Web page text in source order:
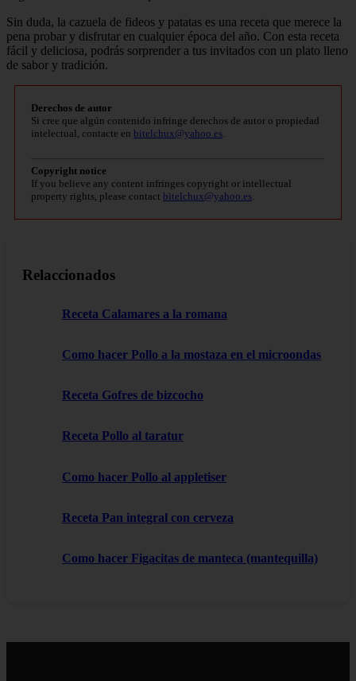
Sin duda, la cazuela de fideos y patatas es una receta que merece la
pena probar y disfrutar en cualquier época del año. Con esta receta
fácil y deliciosa, podrás sorprender a tus invitados con un plato lleno
de sabor y tradición.
Derechos de autor
Si cree que algún contenido infringe derechos de autor o propiedad
intelectual, contacte en bitelchux@yahoo.es.
Copyright notice
If you believe any content infringes copyright or intellectual
property rights, please contact bitelchux@yahoo.es.
Relaccionados
Receta Calamares a la romana
Como hacer Pollo a la mostaza en el microondas
Receta Gofres de bizcocho
Receta Pollo al taratur
Como hacer Pollo al appletiser
Receta Pan integral con cerveza
Como hacer Figacitas de manteca (mantequilla)